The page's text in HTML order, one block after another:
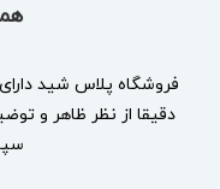
فروشگاه پلاس شید
دقیقا از نظر ظاهر و